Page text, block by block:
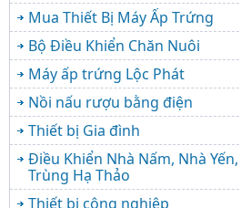
Mua Thiết Bị Máy Ấp Trứng
Bộ Điều Khiển Chăn Nuôi
Máy ấp trứng Lộc Phát
Nồi nấu rượu bằng điện
Thiết bị Gia đình
Điều Khiển Nhà Nấm, Nhà
Trùng Hạ Thảo
Thiết bị công nghiệp